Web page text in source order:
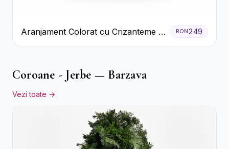
Aranjament Colorat cu Crizanteme în
Cutie Rustică
RON249
Coroane - Jerbe — Barzava
Vezi toate →